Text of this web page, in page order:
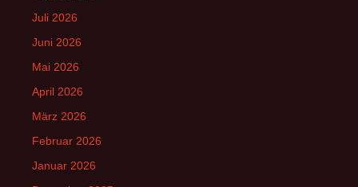
Juli 2026
Juni 2026
Mai 2026
April 2026
März 2026
Februar 2026
Januar 2026